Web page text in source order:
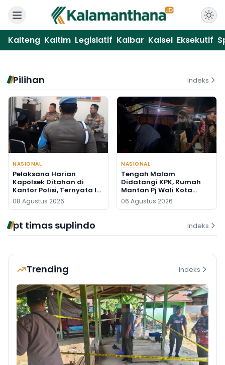
Kalteng Kaltim Legislatif Kalbar Kalsel Eksekutif
Pilihan Indeks
NASIONAL
Pelaksana Harian
Kapolsek Ditahan di
Kantor Polisi, Ternyata Ini
Penyebabnya
08 Agustus 2026
NASIONAL
Tengah Malam
Didatangi KPK, Rumah
Mantan Pj Wali Kota
Digeledah, Empat Koper
Dibawa
06 Agustus 2026
pt timas suplindo Indeks
Trending Indeks